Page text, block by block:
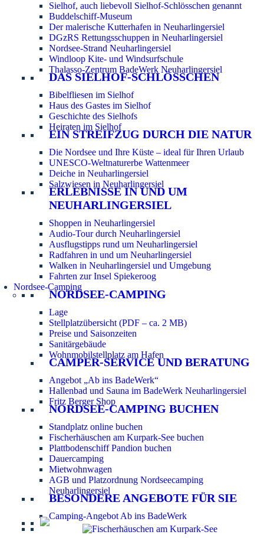
Sielhof, auch liebevoll Sielhof-Schlösschen genannt
Buddelschiff-Museum
Der malerische Kutterhafen in Neuharlingersiel
DGzRS Rettungsschuppen in Neuharlingersiel
Nordsee-Strand Neuharlingersiel
Windloop Kite- und Windsurfschule
Thalasso-Zentrum BadeWerk Neuharlingersiel
DAS SIELHOF-SCHLÖSSCHEN
Bibelfliesen im Sielhof
Haus des Gastes im Sielhof
Geschichte des Sielhofs
Heiraten im Sielhof
EIN STREIFZUG DURCH DIE NATUR
Die Nordsee und Ihre Küste – ideal für Ihren Urlaub
UNESCO-Weltnaturerbe Wattenmeer
Deiche in Neuharlingersiel
Salzwiesen in Neuharlingersiel
ERLEBNISSE IN UND UM
NEUHARLINGERSIEL
Shoppen in Neuharlingersiel
Audio-Tour durch Neuharlingersiel
Ausflugstipps rund um Neuharlingersiel
Radfahren in und um Neuharlingersiel
Walken in Neuharlingersiel und Umgebung
Fahrten zur Insel Spiekeroog
Nordsee-Camping
NORDSEE-CAMPING
Lage
Stellplatzübersicht (PDF – ca. 2 MB)
Preise und Saisonzeiten
Sanitärgebäude
Wohnmobilstellplatz am Hafen
CAMPER-SERVICE UND BERATUNG
Angebot „Ab ins BadeWerk“
Hallenbad und Sauna im BadeWerk Neuharlingersiel
Fritz Berger Shop
NORDSEE-CAMPING BUCHEN
Standplatz online buchen
Fischerhäuschen am Kurpark-See buchen
Plattbodenschiff Pandion buchen
Dauercamping
Mietwohnwagen
AGB und Platzordnung Nordseecamping
Neuharlingersiel
BESONDERE ANGEBOTE FÜR SIE
Camping-Angebot Ab ins BadeWerk